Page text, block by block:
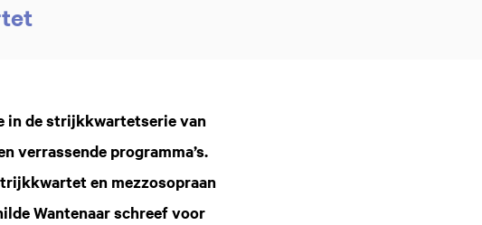
in de strijkkwartetserie van
verrassende programma’s.
en mezzosopraan
Wantenaar schreef voor